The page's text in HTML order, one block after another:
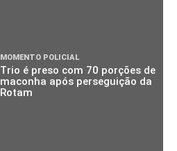
MOMENTO POLICIAL
Trio é preso com 70 porções de
maconha após perseguição da
Rotam